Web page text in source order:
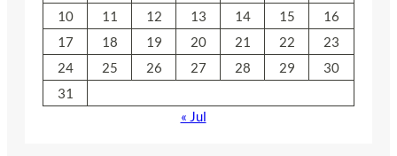
10
11 12 13 14 15
16
17
18 19 20 21 22
23
24
25 26 27 28 29
30
31
« Jul